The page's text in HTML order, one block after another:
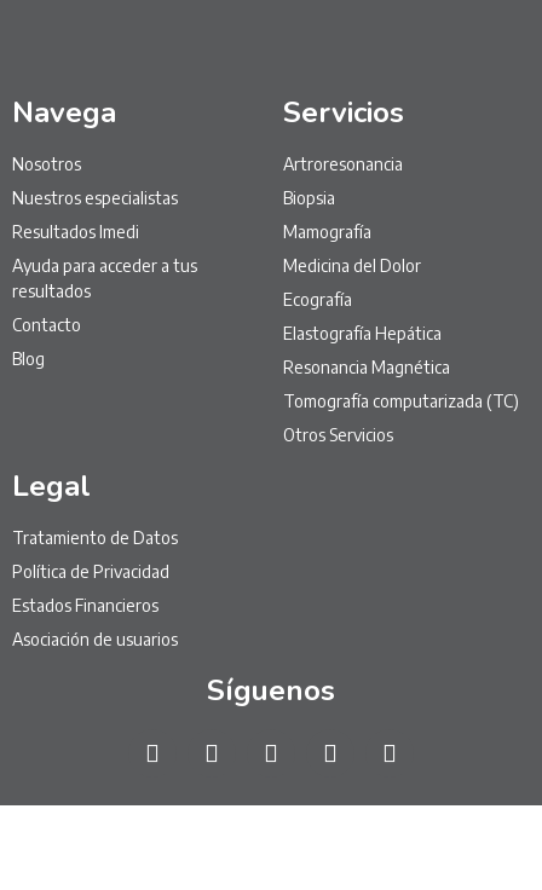
Navega
Nosotros
Nuestros especialistas
Resultados Imedi
Ayuda para acceder a tus
resultados
Contacto
Blog
Servicios
Artroresonancia
Biopsia
Mamografía
Medicina del Dolor
Ecografía
Elastografía Hepática
Resonancia Magnética
Tomografía computarizada (TC)
Otros Servicios
Legal
Tratamiento de Datos
Política de Privacidad
Estados Financieros
Asociación de usuarios
Síguenos